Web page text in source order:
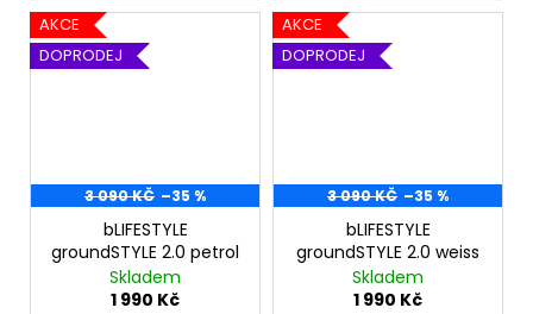
AKCE
DOPRODEJ
3 090 KČ –35 %
bLIFESTYLE
groundSTYLE 2.0 petrol
Skladem
1 990 Kč
AKCE
DOPRODEJ
3 090 KČ –35 %
bLIFESTYLE
groundSTYLE 2.0 weiss
Skladem
1 990 Kč